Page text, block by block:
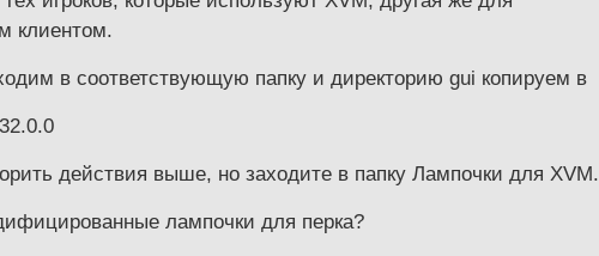
клиентом.
в соответствующую папку и директорию gui копируем в
действия выше, но заходите в папку Лампочки для XVM.
лампочки для перка?